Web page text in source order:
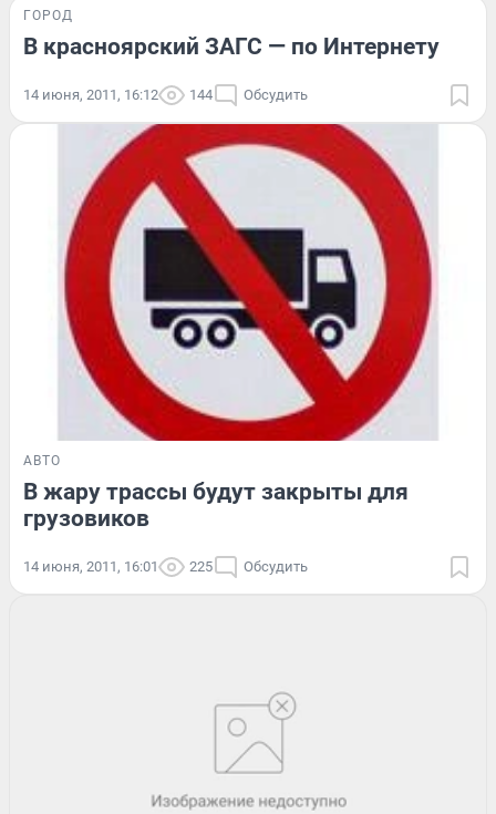
ГОРОД
В красноярский ЗАГС — по Интернету
14 июня, 2011, 16:12 144 Обсудить
АВТО
В жару трассы будут закрыты для
грузовиков
14 июня, 2011, 16:01 225 Обсудить